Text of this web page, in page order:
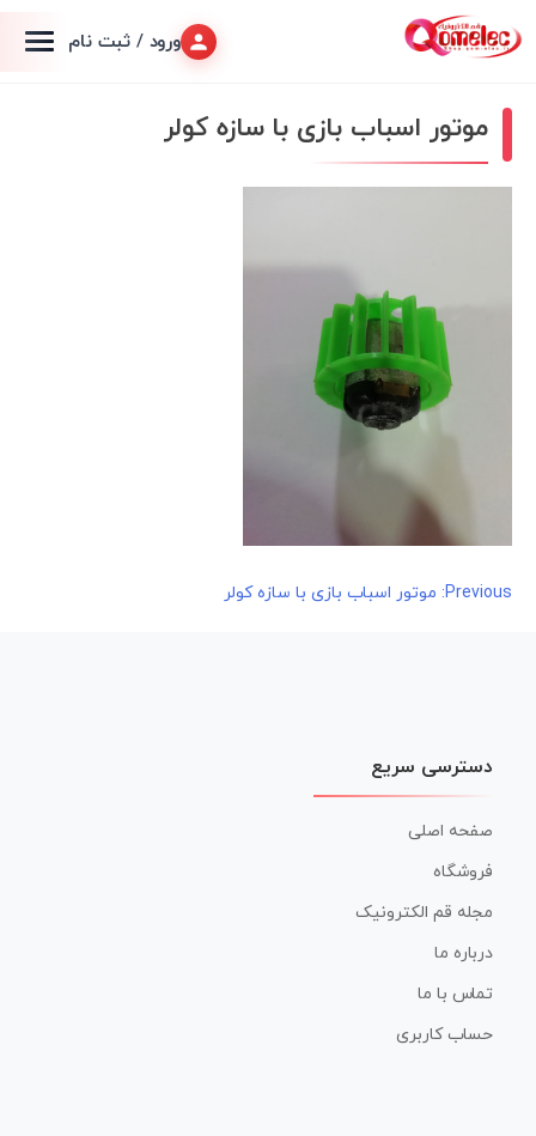
ورود / ثبت نام
موتور اسباب بازی با سازه کولر
راهبری
Previous: موتور اسباب بازی با سازه کولر
دسترسی سریع
صفحه اصلی
فروشگاه
مجله قم الکترونیک
درباره ما
تماس با ما
حساب کاربری